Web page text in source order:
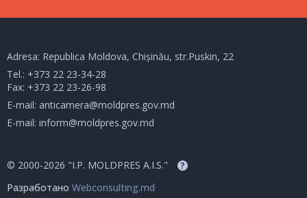
Adresa: Republica Moldova, Chișinău, str.Puskin, 22
Tel.: +373 22 23-34-28
Fax: +373 22 23-26-98
E-mail: anticamera@moldpres.gov.md
E-mail: inform@moldpres.gov.md
© 2000-2026 "I.P. MOLDPRES A.I.S." ?
Разработано Webconsulting.md